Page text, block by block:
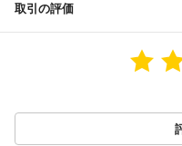
取引の評価